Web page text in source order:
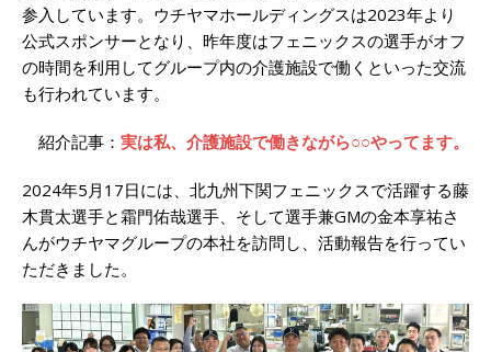
参入しています。ウチヤマホールディングスは2023年より
公式スポンサーとなり、昨年度はフェニックスの選手がオフ
の時間を利用してグループ内の介護施設で働くといった交流
も行われています。
紹介記事： 実は私、介護施設で働きながら○○やってます。
2024年5月17日には、北九州下関フェニックスで活躍する藤
木貫太選手と霜門佑哉選手、そして選手兼GMの金本享祐さ
んがウチヤマグループの本社を訪問し、活動報告を行ってい
ただきました。